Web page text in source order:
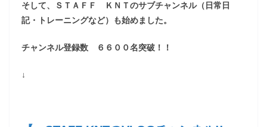
そして、ＳＴＡＦＦ ＫＮＴのサブチャンネル（日常日
記・トレーニングなど）も始めました。
チャンネル登録数 ６６００名突破！！
↓